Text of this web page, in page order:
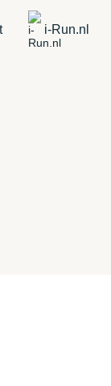
i-Run.nl